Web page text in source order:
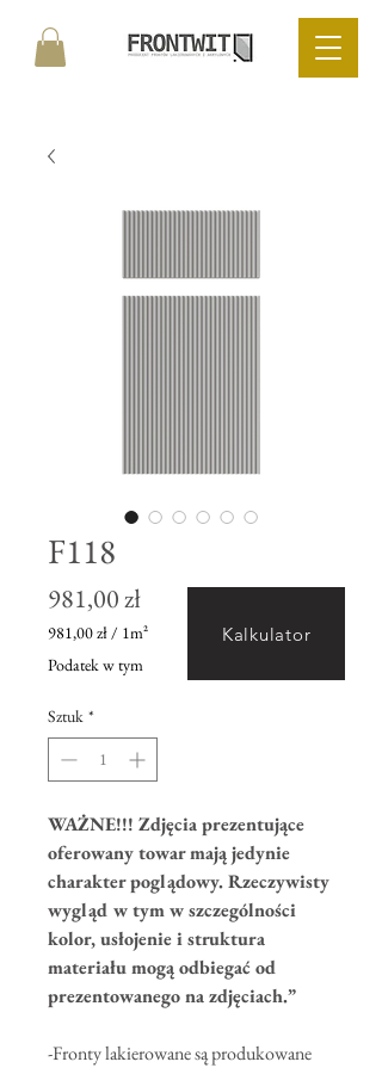
F118
981,00 złCena
981,00 zł/ 1m²
981,00 zł
za
Metr
Podatek w tym
Sztuk *
WAŻNE!!! Zdjęcia prezentujące
oferowany towar mają jedynie
charakter poglądowy. Rzeczywisty
wygląd w tym w szczególności
kolor, usłojenie i struktura
materiału mogą odbiegać od
prezentowanego na zdjęciach.”
-Fronty lakierowane są produkowane
Kalkulator